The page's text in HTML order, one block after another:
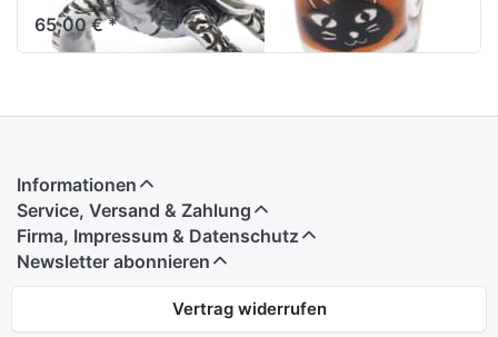
65,00 € *
Informationen
Service, Versand & Zahlung
Firma, Impressum & Datenschutz
Newsletter abonnieren
Vertrag widerrufen